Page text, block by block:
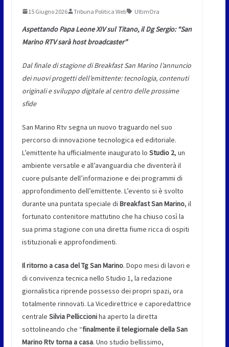
15 Giugno 2026 Tribuna Politica Web UltimOra
Aspettando Papa Leone XIV sul Titano, il Dg Sergio: “San
Marino RTV sarà host broadcaster”
Dal finale di stagione di Breakfast San Marino l’annuncio
dei nuovi progetti dell’emittente: tecnologia, contenuti
originali e sviluppo digitale al centro delle prossime
sfide
San Marino Rtv segna un nuovo traguardo nel suo
percorso di innovazione tecnologica ed editoriale.
L’emittente ha ufficialmente inaugurato lo Studio 2, un
ambiente versatile e all’avanguardia che diventerà il
cuore pulsante dell’informazione e dei programmi di
approfondimento dell’emittente. L’evento si è svolto
durante una puntata speciale di Breakfast San Marino, il
fortunato contenitore mattutino che ha chiuso così la
sua prima stagione con una diretta fiume ricca di ospiti
istituzionali e approfondimenti.
Il ritorno a casa del Tg San Marino. Dopo mesi di lavori e
di convivenza tecnica nello Studio 1, la redazione
giornalistica riprende possesso dei propri spazi, ora
totalmente rinnovati. La Vicedirettrice e caporedattrice
centrale Silvia Pelliccioniha aperto la diretta
sottolineando che “finalmente il telegiornale della San
Marino Rtv torna a casa. Uno studio bellissimo,